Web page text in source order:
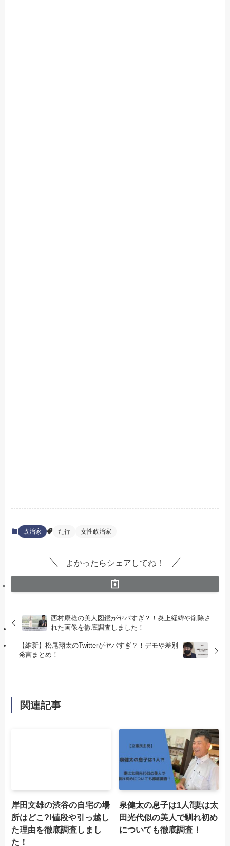
政治家 た行 女性政治家
よかったらシェアしてね！
西村康稔の美人図鑑がヤバすぎ？！炎上経緯や削除さ
れた画像を徹底調査しました！
【維新】松尾翔太のTwitterがヤバすぎ？！デモや差別
発言まとめ！
関連記事
岸田文雄の渋谷の自宅の場
所はどこ?!値段や引っ越し
た理由を徹底調査しまし
た！
泉健太の息子は1人⁈妻は太
田光代似の美人で馴れ初め
についても徹底調査！